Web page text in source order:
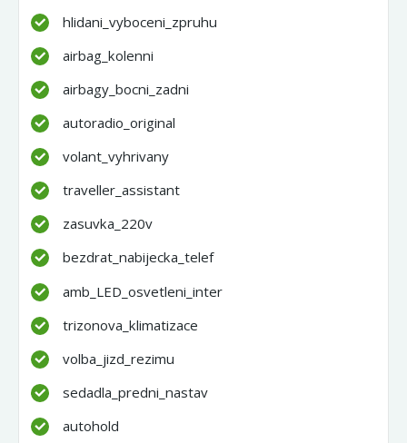
hlidani_vyboceni_zpruhu
airbag_kolenni
airbagy_bocni_zadni
autoradio_original
volant_vyhrivany
traveller_assistant
zasuvka_220v
bezdrat_nabijecka_telef
amb_LED_osvetleni_inter
trizonova_klimatizace
volba_jizd_rezimu
sedadla_predni_nastav
autohold